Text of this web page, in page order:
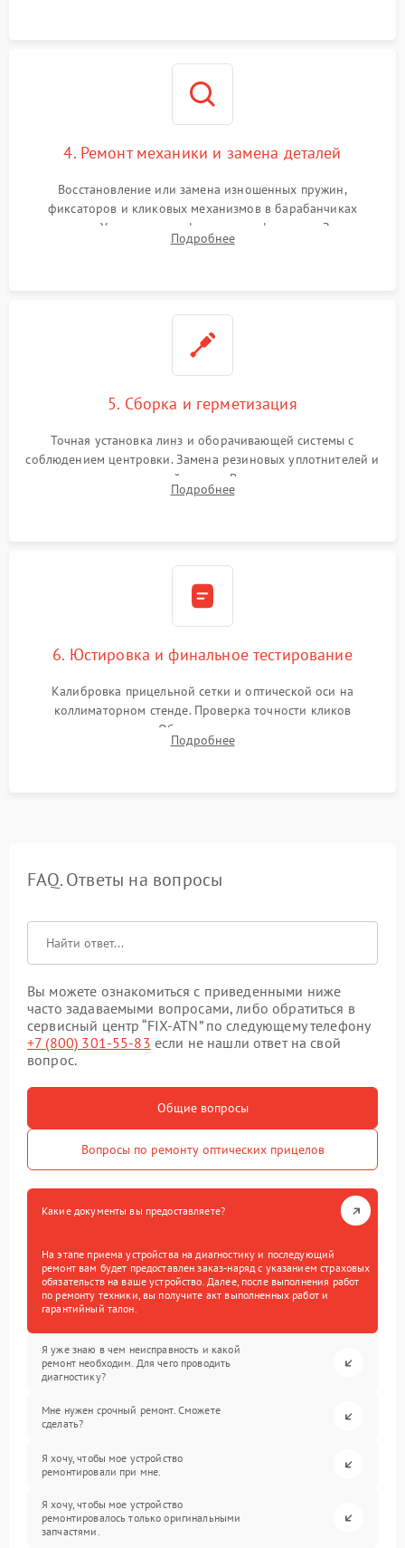
4. Ремонт механики и замена деталей
Восстановление или замена изношенных пружин,
фиксаторов и кликовых механизмов в барабанчиках
поправок. Устранение люфтов в трансфокаторе. Замена
поврежденных линз, разбитой сетки или восстановление
Подробнее
5. Сборка и герметизация
Точная установка линз и оборачивающей системы с
соблюдением центровки. Замена резиновых уплотнителей и
нанесение влагозащитной смазки. Вакуумирование корпуса
и заполнение его осушенным азотом или аргоном для
Подробнее
6. Юстировка и финальное тестирование
Калибровка прицельной сетки и оптической оси на
коллиматорном стенде. Проверка точности кликов
механизма поправок. Обязательное испытание прицела на
ударном стенде для проверки устойчивости к отдаче и
Подробнее
FAQ. Ответы на вопросы
Вы можете ознакомиться с приведенными ниже
часто задаваемыми вопросами, либо обратиться в
сервисный центр “FIX-ATN” по следующему телефону
+7 (800) 301-55-83 если не нашли ответ на свой
вопрос.
Общие вопросы
Вопросы по ремонту оптических прицелов
Какие документы вы предоставляете?
На этапе приема устройства на диагностику и последующий
ремонт вам будет предоставлен заказ-наряд с указанием страховых
обязательств на ваше устройство. Далее, после выполнения работ
по ремонту техники, вы получите акт выполненных работ и
гарантийный талон.
Я уже знаю в чем неисправность и какой
ремонт необходим. Для чего проводить
диагностику?
Мне нужен срочный ремонт. Сможете
сделать?
Я хочу, чтобы мое устройство
ремонтировали при мне.
Я хочу, чтобы мое устройство
ремонтировалось только оригинальными
запчастями.